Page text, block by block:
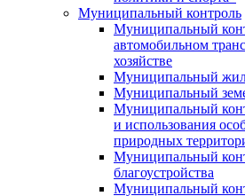
Муниципальный контроль
Муниципальный
автомобильном
хозяйстве
Муниципальный
Муниципальный
Муниципальный
и использования
природных
Муниципальный
благоустройства
Муниципальный